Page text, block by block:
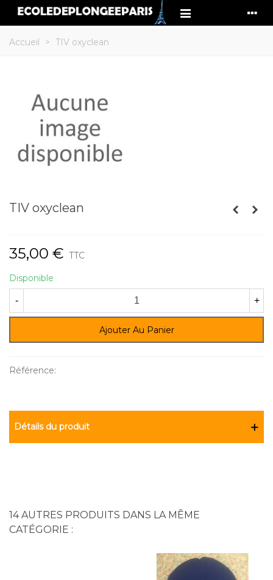
Accueil > TIV oxyclean
TIV oxyclean
35,00 € TTC
Disponible
- +
Ajouter Au Panier
Référence:
Détails du produit
14 AUTRES PRODUITS DANS LA MÊME
CATÉGORIE :